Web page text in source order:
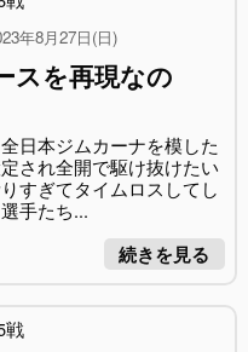
年8月27日(日)
スを再現なの
日本ジムカーナを模した
され全開で駆け抜けたい
すぎてタイムロスしてし
手たち...
続きを見る